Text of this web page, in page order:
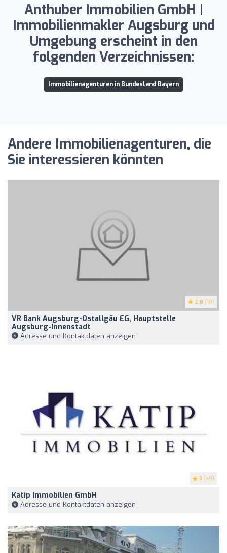
Anthuber Immobilien GmbH |
Immobilienmakler Augsburg und
Umgebung erscheint in den
folgenden Verzeichnissen:
Immobilienagenturen in Bundesland Bayern
Andere Immobilienagenturen, die
Sie interessieren könnten
2.8 (19)
VR Bank Augsburg-Ostallgäu EG, Hauptstelle
Augsburg-Innenstadt
Adresse und Kontaktdaten anzeigen
5 (49)
Katip Immobilien GmbH
Adresse und Kontaktdaten anzeigen